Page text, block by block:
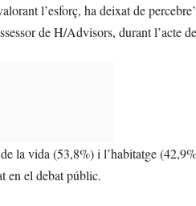
l’esforç, ha deixat de
de H/Advisors, durant l’acte
la vida (53,8%) i l’habitatge
en el debat públic.